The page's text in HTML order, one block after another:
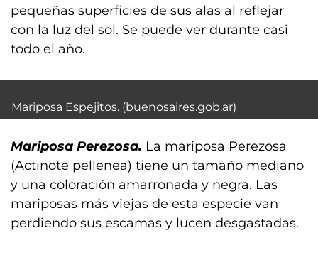
pequeñas superficies de sus alas al reflejar
con la luz del sol. Se puede ver durante casi
todo el año.
Mariposa Espejitos. (buenosaires.gob.ar)
Mariposa Perezosa. La mariposa Perezosa
(Actinote pellenea) tiene un tamaño mediano
y una coloración amarronada y negra. Las
mariposas más viejas de esta especie van
perdiendo sus escamas y lucen desgastadas.